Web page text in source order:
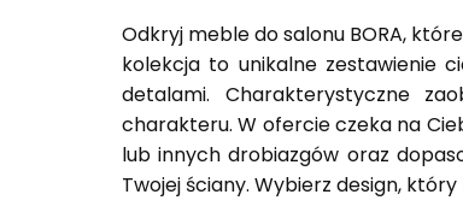
Odkryj meble do salonu BORA,
kolekcja to unikalne zestawienie
detalami. Charakterystyczne
charakteru. W ofercie czeka na
lub innych drobiazgów oraz
Twojej ściany. Wybierz design,